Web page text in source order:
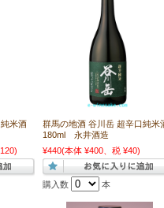
米酒
群馬の地酒 谷川岳 超辛口純米
180ml 永井酒造
¥440(本体 ¥400、税 ¥40)
購入数 本